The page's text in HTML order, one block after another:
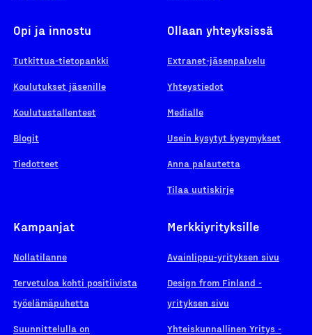
Opi ja innostu
Tutkittua-tietopankki
Koulutukset jäsenille
Koulutustallenteet
Blogit
Tiedotteet
Ollaan yhteyksissä
Extranet-jäsenpalvelu
Yhteystiedot
Medialle
Usein kysytyt kysymykset
Anna palautetta
Tilaa uutiskirje
Kampanjat
Nollatilanne
Tervetuloa kohti positiivista
työelämäpuhetta
Suunnittelulla on
Merkkiyrityksille
Avainlippu-yrityksen sivu
Design from Finland -
yrityksen sivu
Yhteiskunnallinen Yritys -